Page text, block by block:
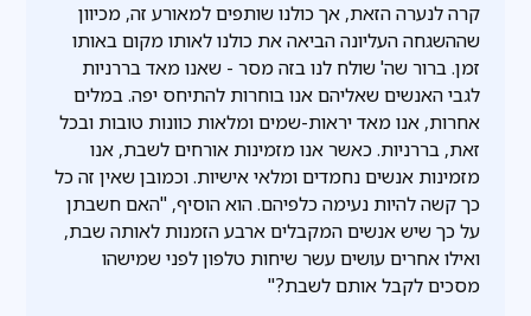
קרה לנערה הזאת, אך כולנו שותפים למאורע זה, מכיוון
שההשגחה העליונה הביאה את כולנו לאותו מקום באותו
זמן. ברור שה' שולח לנו בזה מסר - שאנו מאד בררניות
לגבי האנשים שאליהם אנו בוחרות להתיחס יפה. במלים
אחרות, אנו מאד יראות-שמים ומלאות כוונות טובות ובכל
זאת, בררניות. כאשר אנו מזמינות אורחים לשבת, אנו
מזמינות אנשים נחמדים ומלאי אישיות. וכמובן שאין זה כל
כך קשה להיות נעימה כלפיהם. הוא הוסיף, "האם חשבתן
על כך שיש אנשים המקבלים ארבע הזמנות לאותה שבת,
ואילו אחרים עושים עשר שיחות טלפון לפני שמישהו
מסכים לקבל אותם לשבת?"